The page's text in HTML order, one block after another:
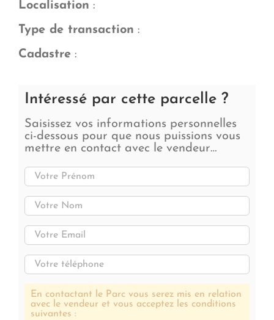
Localisation :
Type de transaction :
Cadastre :
Intéressé par cette parcelle ?
Saisissez vos informations personnelles
ci-dessous pour que nous puissions vous
mettre en contact avec le vendeur…
En contactant le Parc vous serez mis en relation
avec le vendeur et vous acceptez les conditions
suivantes :